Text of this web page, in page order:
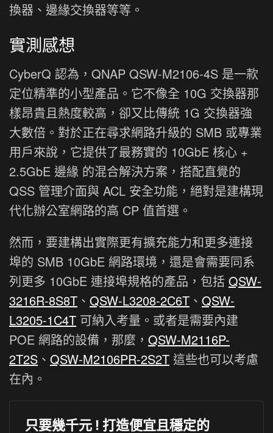
換器、邊緣交換器等等。
實測感想
CyberQ 認為，QNAP QSW-M2106-4S 是一款
定位精準的小型產品。它不像全 10G 交換器那
樣昂貴且熱度較高，卻又比傳統 1G 交換器強
大數倍。對於正在尋求網路升級的 SMB 或專業
用戶來說，它提供了最務實的 10GbE 核心 +
2.5GbE 邊緣 的混合解決方案，搭配直覺的
QSS 管理介面與 ACL 安全功能，絕對是建構現
代化辦公室網路的高 CP 值首選。
然而，要建構出實際更有擴充能力和更多連接
埠的 SMB 10GbE 網路環境，還是會需要同系
列更多 10GbE 連接埠規格的產品，包括 QSW-
3216R-8S8T 、 QSW-L3208-2C6T 、 QSW-
L3205-1C4T 可納入考量。或者是需要內建
POE 網路的設備，那麼， QSW-M2116P-
2T2S 、 QSW-M2106PR-2S2T 這些也可以考慮
在內。